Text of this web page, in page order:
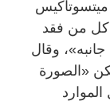
كل من فقد
وقال
«الصورة